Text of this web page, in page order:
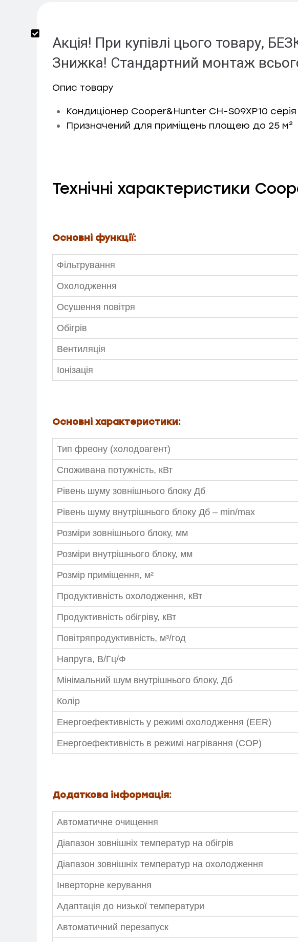
Акція! При купівлі цього товару,
Знижка! Стандартний монтаж
Опис товару
Кондиціонер Cooper&Hunter CH-S09XP10
Призначений для приміщень площею до 25 м²
Технічні характеристики
Основні функції:
Фільтрування
Охолодження
Осушення повітря
Обігрів
Вентиляція
Іонізація
Основні характеристики:
Тип фреону (холодоагент)
Споживана потужність, кВт
Рівень шуму зовнішнього блоку Дб
Рівень шуму внутрішнього блоку Дб – min/max
Розміри зовнішнього блоку, мм
Розміри внутрішнього блоку, мм
Розмір приміщення, м²
Продуктивність охолодження, кВт
Продуктивність обігріву, кВт
Повітряпродуктивність, м³/год
Напруга, В/Гц/Ф
Мінімальний шум внутрішнього блоку, Дб
Колір
Енергоефективність у режимі охолодження (EER)
Енергоефективність в режимі нагрівання (COP)
Додаткова інформація:
Автоматичне очищення
Діапазон зовнішніх температур на обігрів
Діапазон зовнішніх температур на охолодження
Інверторне керування
Адаптація до низької температури
Автоматичний перезапуск
МЕНЮ
ПРО НАС
СПІВПРАЦЯ
+38-097-845-12-79 +38-093-147-27-29